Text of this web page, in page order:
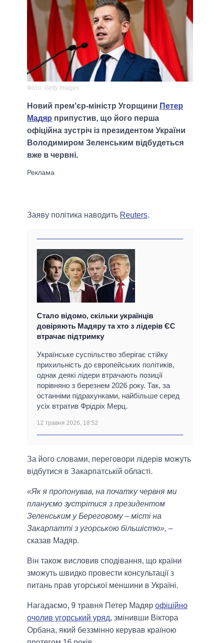
Фото: Getty Images
Новий прем'єр-міністр Угорщини Петер
Мадяр припустив, що його перша
офіційна зустріч із президентом України
Володимиром Зеленським відбудеться
вже в червні.
Заяву політика наводить Reuters.
Стало відомо, скільки українців
довіряють Мадяру та хто з лідерів ЄС
втрачає підтримку
Українське суспільство зберігає стійку
прихильність до європейських політиків,
однак деякі лідери втрачають позиції
порівняно з березнем 2026 року. Так, за
останніми підрахунками, найбільше серед
усіх втратив Фрідріх Мерц.
12 травня 2026, 18:52
За його словами, переговори лідерів можуть
відбутися в Закарпатській області.
«Як я пропонував, на початку червня ми
плануємо зустрітися з президентом
Зеленським у Береговому – місті на
Закарпатті з угорською більшістю», –
сказав Мадяр.
Він також висловив сподівання, що країни
зможуть швидко провести консультації з
питань прав угорської меншини в Україні.
Нагадаємо, 9 травня Петер Мадяр офіційно
очолив угорський уряд, змінивши Віктора
Орбана, який беззмінно керував країною